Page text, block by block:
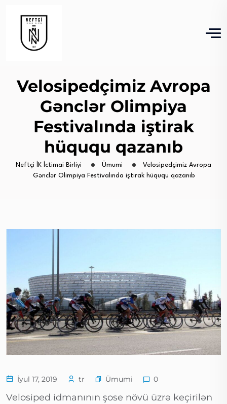
Velosipedçimiz Avropa
Gənclər Olimpiya
Festivalında iştirak
hüququ qazanıb
Neftçi İK İctimai Birliyi Ümumi
Velosipedçimiz Avropa
Gənclər Olimpiya Festivalında iştirak hüququ qazanıb
İyul 17, 2019 tr Ümumi 0
Velosiped idmanının şose növü üzrə keçirilən